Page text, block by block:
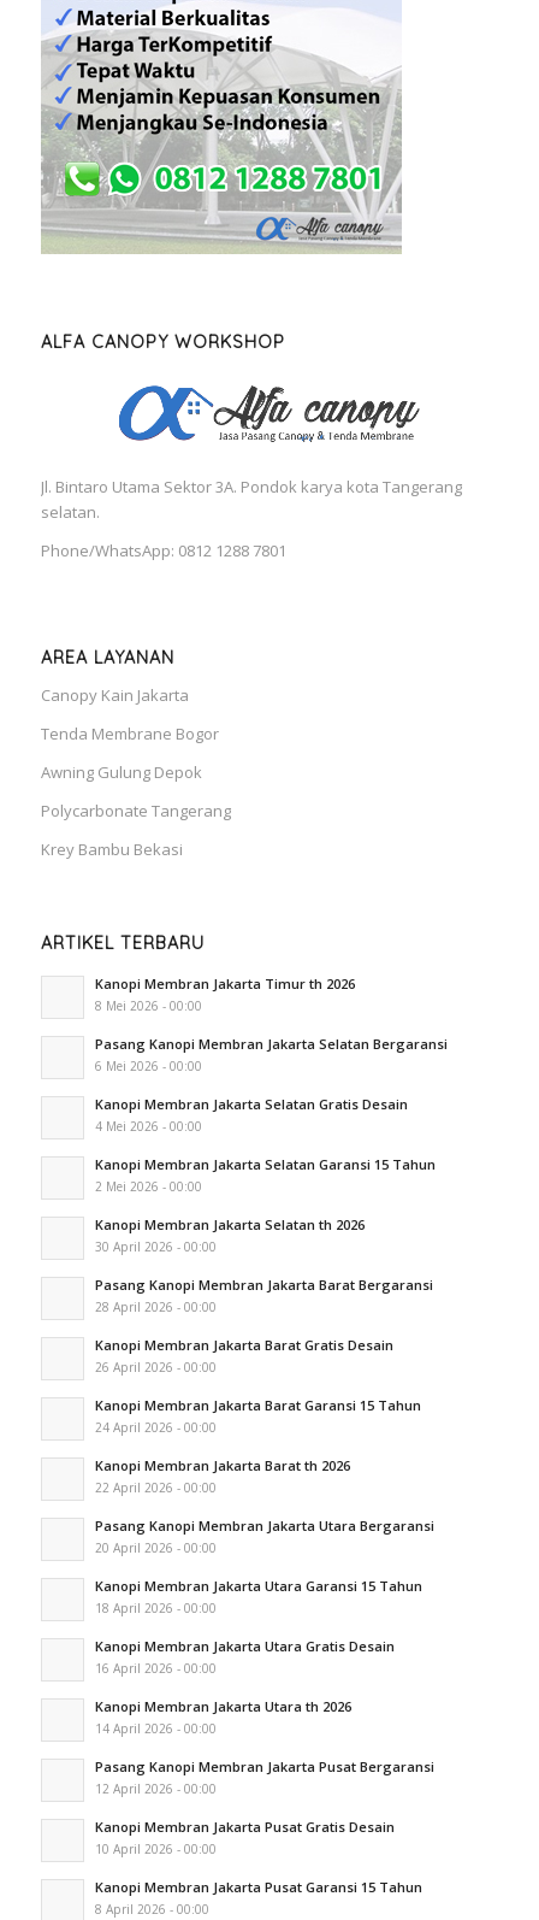
ALFA CANOPY WORKSHOP
Jl. Bintaro Utama Sektor 3A. Pondok karya kota Tangerang
selatan.
Phone/WhatsApp: 0812 1288 7801
AREA LAYANAN
Canopy Kain Jakarta
Tenda Membrane Bogor
Awning Gulung Depok
Polycarbonate Tangerang
Krey Bambu Bekasi
ARTIKEL TERBARU
Kanopi Membran Jakarta Timur th 2026
8 Mei 2026 - 00:00
Pasang Kanopi Membran Jakarta Selatan Bergaransi
6 Mei 2026 - 00:00
Kanopi Membran Jakarta Selatan Gratis Desain
4 Mei 2026 - 00:00
Kanopi Membran Jakarta Selatan Garansi 15 Tahun
2 Mei 2026 - 00:00
Kanopi Membran Jakarta Selatan th 2026
30 April 2026 - 00:00
Pasang Kanopi Membran Jakarta Barat Bergaransi
28 April 2026 - 00:00
Kanopi Membran Jakarta Barat Gratis Desain
26 April 2026 - 00:00
Kanopi Membran Jakarta Barat Garansi 15 Tahun
24 April 2026 - 00:00
Kanopi Membran Jakarta Barat th 2026
22 April 2026 - 00:00
Pasang Kanopi Membran Jakarta Utara Bergaransi
20 April 2026 - 00:00
Kanopi Membran Jakarta Utara Garansi 15 Tahun
18 April 2026 - 00:00
Kanopi Membran Jakarta Utara Gratis Desain
16 April 2026 - 00:00
Kanopi Membran Jakarta Utara th 2026
14 April 2026 - 00:00
Pasang Kanopi Membran Jakarta Pusat Bergaransi
12 April 2026 - 00:00
Kanopi Membran Jakarta Pusat Gratis Desain
10 April 2026 - 00:00
Kanopi Membran Jakarta Pusat Garansi 15 Tahun
8 April 2026 - 00:00